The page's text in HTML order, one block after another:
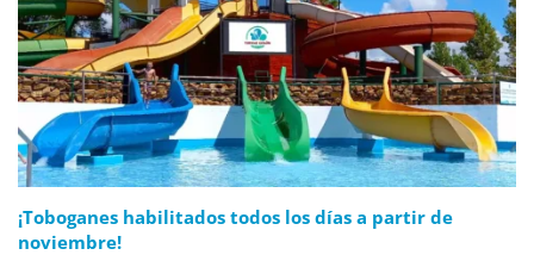
¡Toboganes habilitados todos los días a partir de
noviembre!